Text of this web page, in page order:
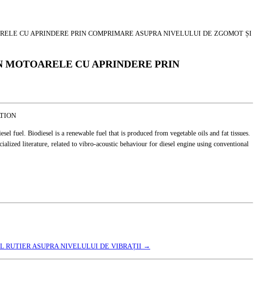
CU APRINDERE PRIN COMPRIMARE ASUPRA NIVELULUI DE ZGOMOT ȘI
CU APRINDERE PRIN
fuel. Biodiesel is a renewable fuel that is produced from vegetable oils and fat tissues.
literature, related to vibro-acoustic behaviour for diesel engine using conventional
RUTIER ASUPRA NIVELULUI DE VIBRAȚII →